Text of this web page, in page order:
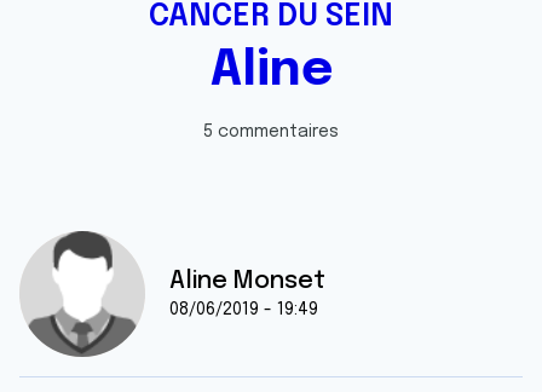
CANCER DU SEIN
Aline
5 commentaires
Aline Monset
08/06/2019 - 19:49